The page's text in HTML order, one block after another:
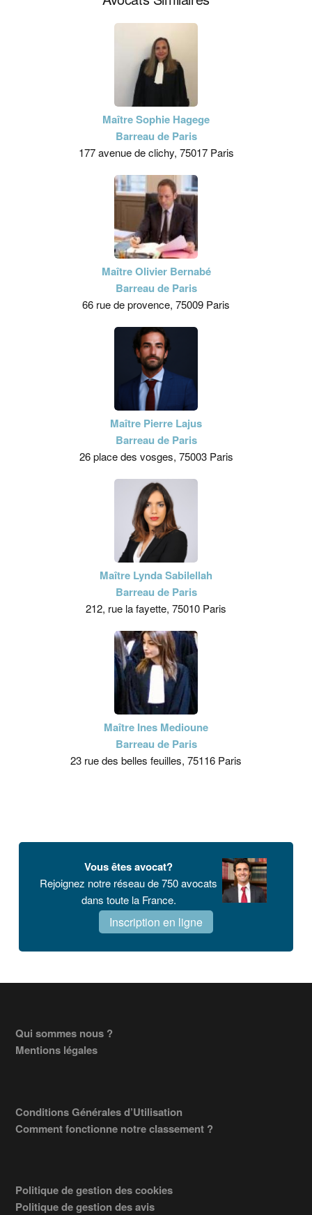
Maître Sophie Hagege
Barreau de Paris
177 avenue de clichy, 75017 Paris
Maître Olivier Bernabé
Barreau de Paris
66 rue de provence, 75009 Paris
Maître Pierre Lajus
Barreau de Paris
26 place des vosges, 75003 Paris
Maître Lynda Sabilellah
Barreau de Paris
212, rue la fayette, 75010 Paris
Maître Ines Medioune
Barreau de Paris
23 rue des belles feuilles, 75116 Paris
Vous êtes avocat?
Rejoignez notre réseau de 750 avocats
dans toute la France.
Inscription en ligne
Footer
Qui sommes nous ?
Mentions légales
Conditions Générales d’Utilisation
Comment fonctionne notre classement ?
Politique de gestion des cookies
Politique de gestion des avis